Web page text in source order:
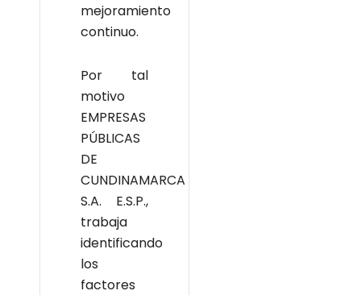
mejoramiento
continuo.
Por tal
motivo
EMPRESAS
PÚBLICAS
DE
CUNDINAMARCA
S.A. E.S.P.,
trabaja
identificando
los
factores